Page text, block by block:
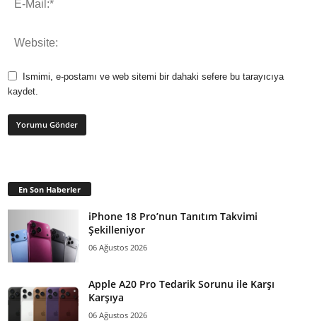
Ismimi, e-postamı ve web sitemi bir dahaki sefere bu tarayıcıya
kaydet.
En Son Haberler
iPhone 18 Pro’nun Tanıtım Takvimi
Şekilleniyor
06 Ağustos 2026
Apple A20 Pro Tedarik Sorunu ile Karşı
Karşıya
06 Ağustos 2026